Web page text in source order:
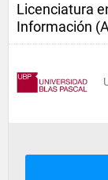
Licenciatura
Información